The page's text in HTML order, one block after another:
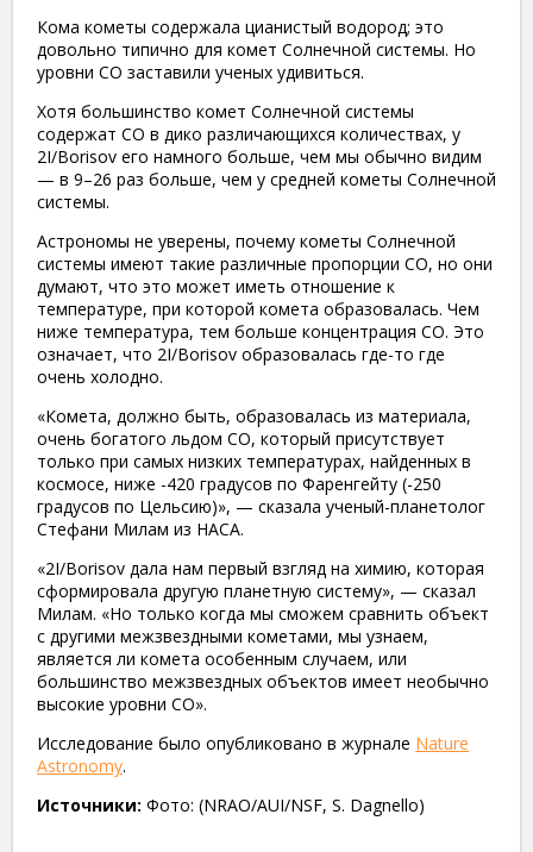
Кома кометы содержала цианистый водород; это
довольно типично для комет Солнечной системы. Но
уровни CO заставили ученых удивиться.
Хотя большинство комет Солнечной системы
содержат СО в дико различающихся количествах, у
2I/Borisov его намного больше, чем мы обычно видим
— в 9–26 раз больше, чем у средней кометы Солнечной
системы.
Астрономы не уверены, почему кометы Солнечной
системы имеют такие различные пропорции СО, но они
думают, что это может иметь отношение к
температуре, при которой комета образовалась. Чем
ниже температура, тем больше концентрация СО. Это
означает, что 2I/Borisov образовалась где-то где
очень холодно.
«Комета, должно быть, образовалась из материала,
очень богатого льдом CO, который присутствует
только при самых низких температурах, найденных в
космосе, ниже -420 градусов по Фаренгейту (-250
градусов по Цельсию)», — сказала ученый-планетолог
Стефани Милам из НАСА.
«2I/Borisov дала нам первый взгляд на химию, которая
сформировала другую планетную систему», — сказал
Милам. «Но только когда мы сможем сравнить объект
с другими межзвездными кометами, мы узнаем,
является ли комета особенным случаем, или
большинство межзвездных объектов имеет необычно
высокие уровни СО».
Исследование было опубликовано в журнале Nature
Astronomy.
Источники: Фото: (NRAO/AUI/NSF, S. Dagnello)